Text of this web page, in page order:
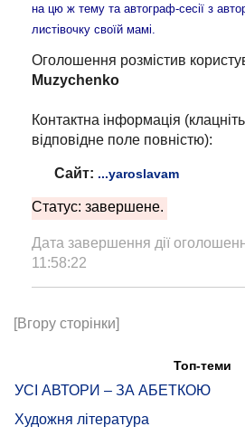
на цю ж тему та автограф-сесії з
листівочку своїй мамі.
Оголошення розмістив
Muzychenko
Контактна інформація
відповідне поле повністю):
Сайт: ...yaroslavam
Статус: завершене.
Дата завершення дії
11:58:22
[Вгору сторінки]
Топ-теми
УСІ АВТОРИ – ЗА АБЕТКОЮ
Художня література